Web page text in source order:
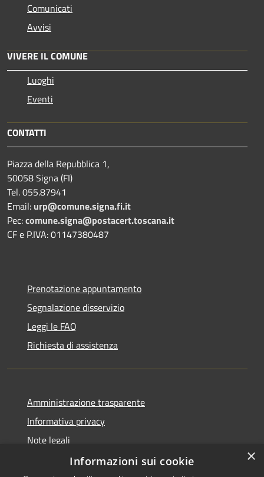
Comunicati
Avvisi
VIVERE IL COMUNE
Luoghi
Eventi
CONTATTI
Piazza della Repubblica 1,
50058 Signa (FI)
Tel. 055.87941
Email: urp@comune.signa.fi.it
Pec:comune.signa@postacert.toscana.it
CF e P.IVA: 01147380487
Prenotazione appuntamento
Segnalazione disservizio
Leggi le FAQ
Richiesta di assistenza
Amministrazione trasparente
Informativa privacy
Note legali
Dichiarazione di accessibilità
×
Informazioni sui cookie